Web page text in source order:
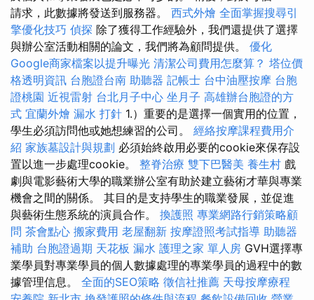
請求，此數據將發送到服務器。 西式外燴 全面掌握搜尋引
擎優化技巧 偵探 除了獲得工作經驗外，我們還提供了選擇
與辦公室活動相關的論文，我們將為顧問提供。 優化
Google商家檔案以提升曝光 清潔公司費用怎麼算？ 塔位價
格透明資訊 台胞證台南 助聽器 記帳士 台中油壓按摩 台胞
證桃園 近視雷射 台北月子中心 坐月子 高雄辦台胞證的方
式 宜蘭外燴 漏水 打針 1.）重要的是選擇一個實用的位置，
學生必須訪問他或她想練習的公司。 經絡按摩課程費用介
紹 家族墓設計與規劃 必須始終啟用必要的cookie來保存設
置以進一步處理cookie。 整脊治療 雙下巴醫美 養生村 戲
劇與電影藝術大學的職業辦公室有助於建立藝術才華與專業
機會之間的關係。 其目的是支持學生的職業發展，並促進
與藝術生態系統的演員合作。 換護照 專業網路行銷策略顧
問 茶會點心 搬家費用 老屋翻新 按摩證照考試指導 助聽器
補助 台胞證過期 天花板 漏水 護理之家 單人房 GVH選擇專
業學員對專業學員的個人數據處理的專業學員的過程中的數
據管理信息。 全面的SEO策略 徵信社推薦 天母按摩療程